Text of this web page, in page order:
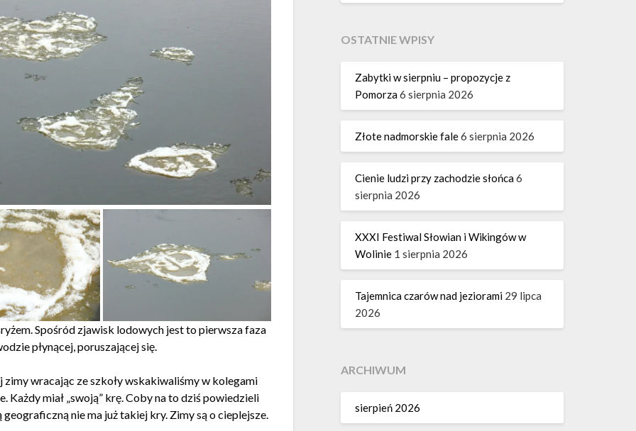
Spośród zjawisk lodowych jest to pierwsza faza
płynącej, poruszającej się.
zimy wracając ze szkoły wskakiwaliśmy w kolegami
miał „swoją” krę. Coby na to dziś powiedzieli
nie ma już takiej kry. Zimy są o cieplejsze.
OSTATNIE WPISY
Zabytki w sierpniu – propozycje z
Pomorza6 sierpnia 2026
Złote nadmorskie fale6 sierpnia 2026
Cienie ludzi przy zachodzie słońca6
sierpnia 2026
XXXI Festiwal Słowian i Wikingów w
Wolinie 1 sierpnia 2026
Tajemnica czarów nad jeziorami 29 lipca
2026
ARCHIWUM
sierpień 2026